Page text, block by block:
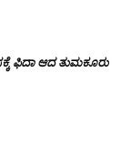
ಫಿದಾ ಆದ ತುಮಕೂರು